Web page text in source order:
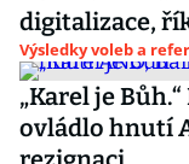
digitalizace,
Výsledky voleb a
„Karel je
ovládlo hnutí